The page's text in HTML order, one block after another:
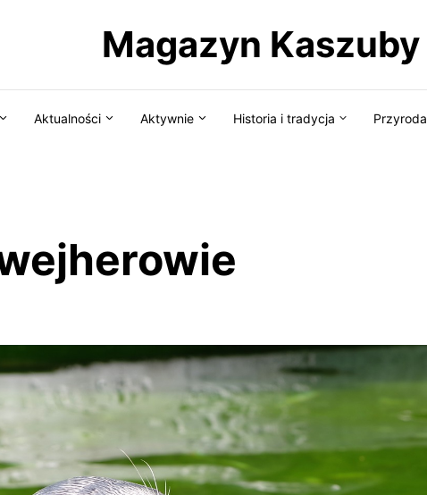
Magazyn Kaszuby
Aktualności Aktywnie Historia i tradycja Przyroda